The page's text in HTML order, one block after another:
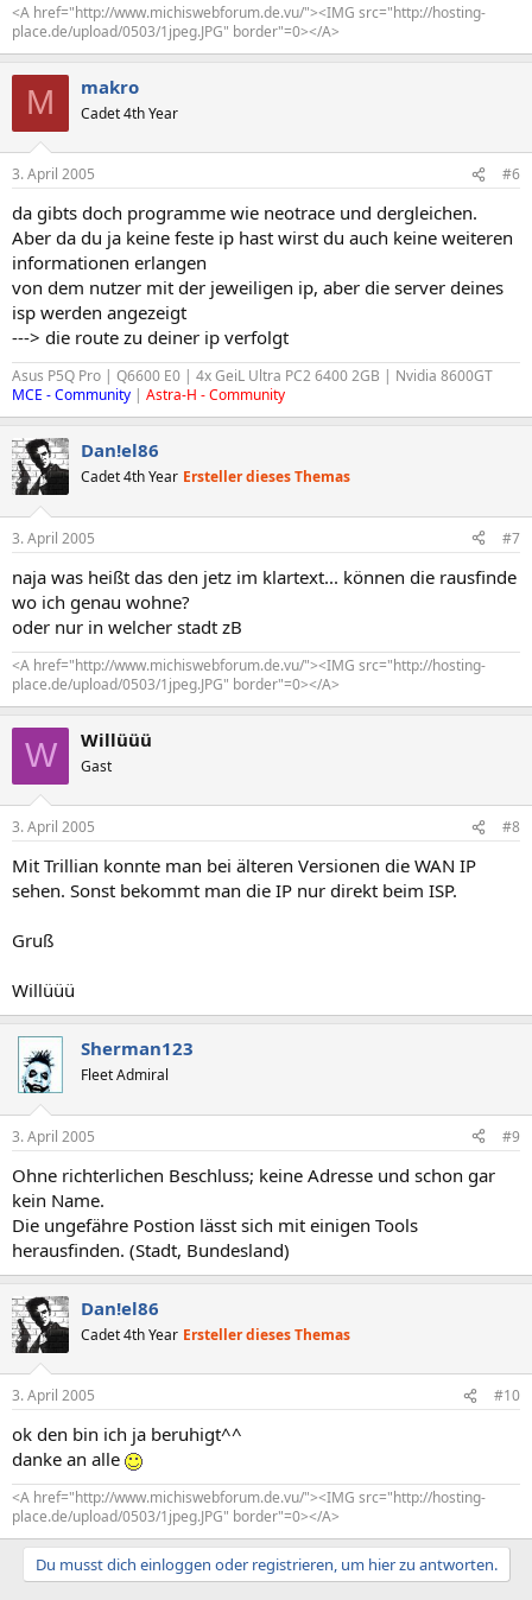
<A href="http://www.michiswebforum.de.vu/"><IMG src="http://hosting-
place.de/upload/0503/1jpeg.JPG" border"=0></A>
M makro
Cadet 4th Year
3. April 2005 #6
da gibts doch programme wie neotrace und dergleichen.
Aber da du ja keine feste ip hast wirst du auch keine weiteren
informationen erlangen
von dem nutzer mit der jeweiligen ip, aber die server deines
isp werden angezeigt
---> die route zu deiner ip verfolgt
Asus P5Q Pro | Q6600 E0 | 4x GeiL Ultra PC2 6400 2GB | Nvidia 8600GT
MCE - Community | Astra-H - Community
Dan!el86
Cadet 4th Year Ersteller dieses Themas
3. April 2005 #7
naja was heißt das den jetz im klartext... können die rausfinde
wo ich genau wohne?
oder nur in welcher stadt zB
<A href="http://www.michiswebforum.de.vu/"><IMG src="http://hosting-
place.de/upload/0503/1jpeg.JPG" border"=0></A>
W Willüüü
Gast
3. April 2005 #8
Mit Trillian konnte man bei älteren Versionen die WAN IP
sehen. Sonst bekommt man die IP nur direkt beim ISP.
Gruß
Willüüü
Sherman123
Fleet Admiral
3. April 2005 #9
Ohne richterlichen Beschluss; keine Adresse und schon gar
kein Name.
Die ungefähre Postion lässt sich mit einigen Tools
herausfinden. (Stadt, Bundesland)
Dan!el86
Cadet 4th Year Ersteller dieses Themas
3. April 2005 #10
ok den bin ich ja beruhigt^^
danke an alle
<A href="http://www.michiswebforum.de.vu/"><IMG src="http://hosting-
place.de/upload/0503/1jpeg.JPG" border"=0></A>
Du musst dich einloggen oder registrieren, um hier zu antworten.